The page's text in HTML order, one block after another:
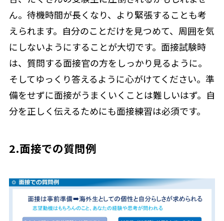
ん。待機時間が長くなり、より緊張することも考
えられます。自分のことだけを見つめて、周囲を気
にしないようにすることが大切です。面接試験時
は、質問する面接官の方をしっかり見るように。
そしてゆっくり答えるように心がけてください。準
備をせずに面接がうまくいくことは難しいはず。自
分を正しく伝えるためにも面接練習は必須です。
2.面接での質問例